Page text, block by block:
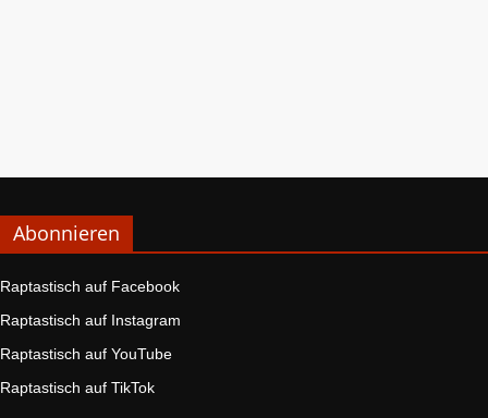
Abonnieren
Raptastisch auf Facebook
Raptastisch auf Instagram
Raptastisch auf YouTube
Raptastisch auf TikTok